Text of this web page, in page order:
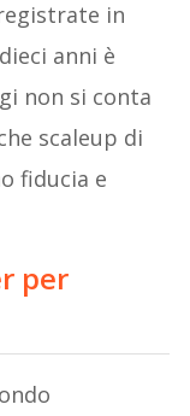
in
anni è
non si conta
scaleup di
fiducia e
per